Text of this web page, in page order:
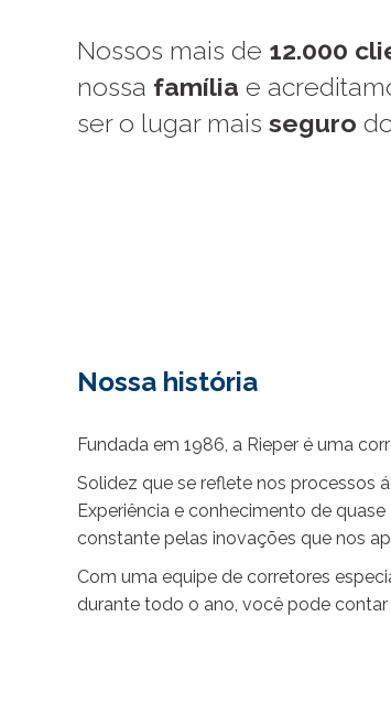
Nossos mais de 12.000
nossa família e
ser o lugar mais seguro
Nossa história
Fundada em 1986, a Rieper é uma
Solidez que se reflete nos processos
Experiência e conhecimento de
constante pelas inovações que nos
Com uma equipe de corretores
durante todo o ano, você pode